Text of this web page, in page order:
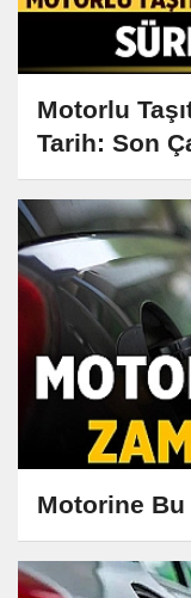
Motorlu
Tarih: Son
Motorine Bu